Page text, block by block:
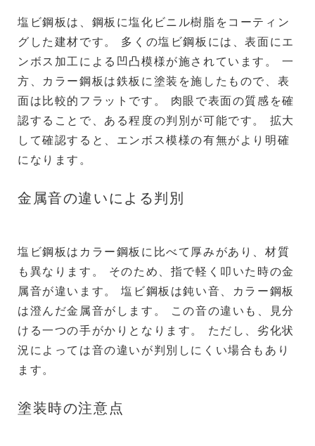
塩ビ鋼板は、鋼板に塩化ビニル樹脂をコーティン
グした建材です。 多くの塩ビ鋼板には、表面にエ
ンボス加工による凹凸模様が施されています。 一
方、カラー鋼板は鉄板に塗装を施したもので、表
面は比較的フラットです。 肉眼で表面の質感を確
認することで、ある程度の判別が可能です。 拡大
して確認すると、エンボス模様の有無がより明確
になります。
金属音の違いによる判別
塩ビ鋼板はカラー鋼板に比べて厚みがあり、材質
も異なります。 そのため、指で軽く叩いた時の金
属音が違います。 塩ビ鋼板は鈍い音、カラー鋼板
は澄んだ金属音がします。 この音の違いも、見分
ける一つの手がかりとなります。 ただし、劣化状
況によっては音の違いが判別しにくい場合もあり
ます。
塗装時の注意点